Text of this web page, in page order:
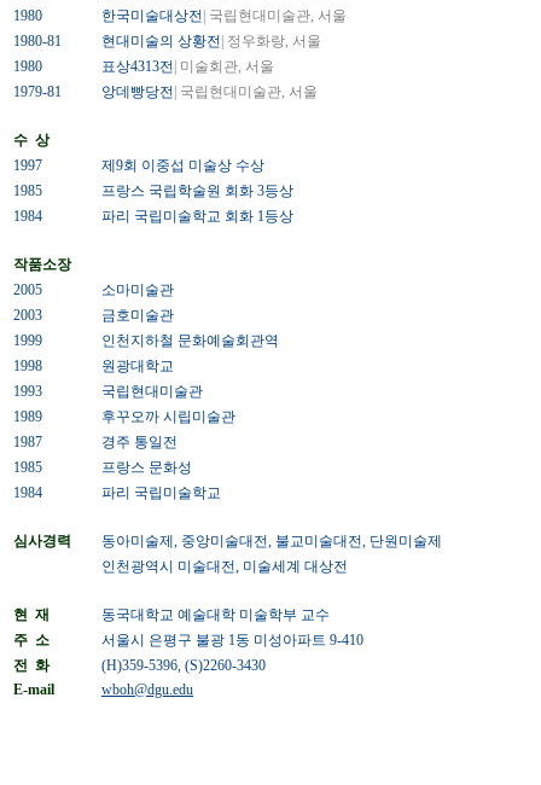
1980
한국미술대상전 | 국립현대미술관, 서울
1980-81
현대미술의 상황전 | 정우화랑, 서울
1980
표상4313전 | 미술회관, 서울
1979-81
앙데빵당전 | 국립현대미술관, 서울
수 상
1997
제9회 이중섭 미술상 수상
1985
프랑스 국립학술원 회화 3등상
1984
파리 국립미술학교 회화 1등상
작품소장
2005
소마미술관
2003
금호미술관
1999
인천지하철 문화예술회관역
1998
원광대학교
1993
국립현대미술관
1989
후꾸오까 시립미술관
1987
경주 통일전
1985
프랑스 문화성
1984
파리 국립미술학교
심사경력
동아미술제, 중앙미술대전, 불교미술대전, 단원미술제
인천광역시 미술대전, 미술세계 대상전
현 재
동국대학교 예술대학 미술학부 교수
주 소
서울시 은평구 불광 1동 미성아파트 9-410
전 화
(H)359-5396, (S)2260-3430
E-mail
wboh@dgu.edu